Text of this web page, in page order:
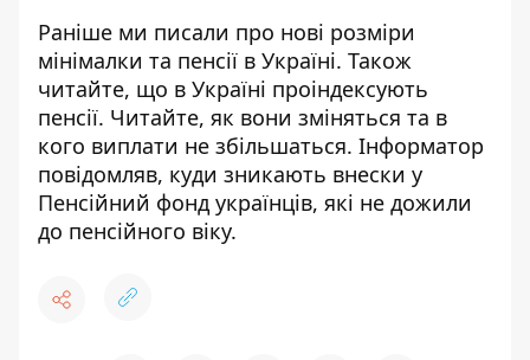
Раніше ми писали про нові розміри
мінімалки та пенсії в Україні. Також
читайте, що в Україні проіндексують
пенсії. Читайте, як вони зміняться та в
кого виплати не збільшаться. Інформатор
повідомляв, куди зникають внески у
Пенсійний фонд українців, які не дожили
до пенсійного віку.